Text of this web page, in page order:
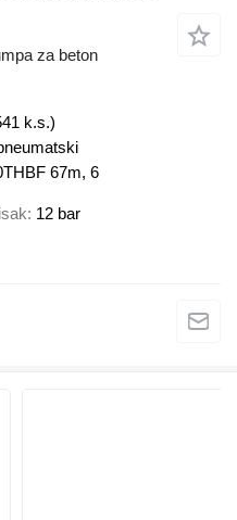
za beton
k.s.)
67m, 6
12 bar